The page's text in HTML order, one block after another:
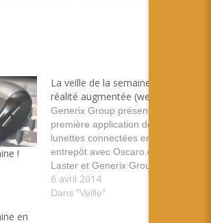
!
La veille de la semaine en
réalité augmentée (weekly)
Generix Group présente la
première application de
lunettes connectées en
entrepôt avec Oscaro.com
Laster et Generix Group
présente une utilisation de
la réalité augmentée dans
6 avril 2014
Dans "Veille"
en